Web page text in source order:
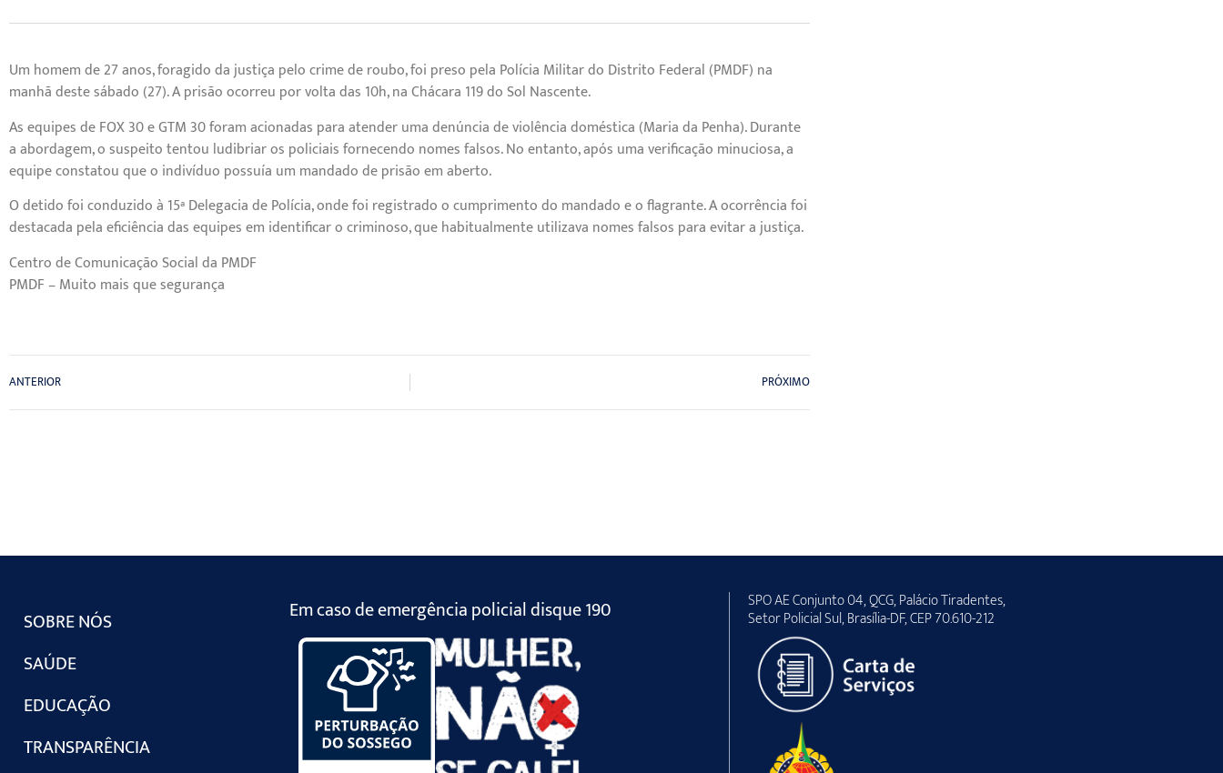
Um homem de 27 anos, foragido da justiça pelo crime de roubo, foi preso pela Polícia Militar do Distrito Federal (PMDF) na
manhã deste sábado (27). A prisão ocorreu por volta das 10h, na Chácara 119 do Sol Nascente.
As equipes de FOX 30 e GTM 30 foram acionadas para atender uma denúncia de violência doméstica (Maria da Penha). Durante
a abordagem, o suspeito tentou ludibriar os policiais fornecendo nomes falsos. No entanto, após uma verificação minuciosa, a
equipe constatou que o indivíduo possuía um mandado de prisão em aberto.
O detido foi conduzido à 15ª Delegacia de Polícia, onde foi registrado o cumprimento do mandado e o flagrante. A ocorrência foi
destacada pela eficiência das equipes em identificar o criminoso, que habitualmente utilizava nomes falsos para evitar a justiça.
Centro de Comunicação Social da PMDF
PMDF – Muito mais que segurança
ANTERIOR PRÓXIMO
SOBRE NÓS
SAÚDE
EDUCAÇÃO
TRANSPARÊNCIA
Em caso de emergência policial disque 190 SPO AE Conjunto 04, QCG, Palácio Tiradentes,
Setor Policial Sul, Brasília-DF, CEP 70.610-212